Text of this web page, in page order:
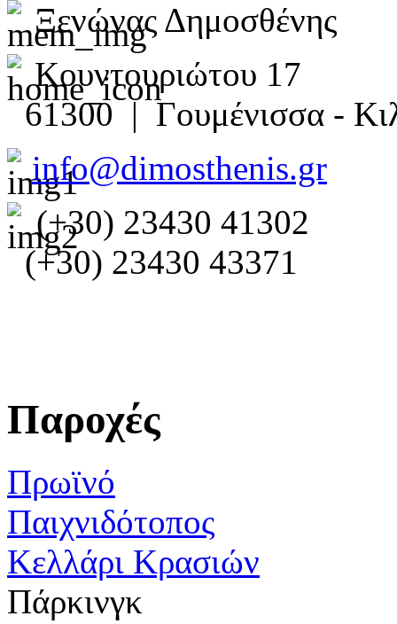
Ξενώνας Δημοσθένης
Κουντουριώτου 17
61300 | Γουμένισσα -
info@dimosthenis.gr
(+30) 23430 41302
(+30) 23430 43371
Παροχές
Πρωϊνό
Παιχνιδότοπος
Κελλάρι Κρασιών
Πάρκινγκ